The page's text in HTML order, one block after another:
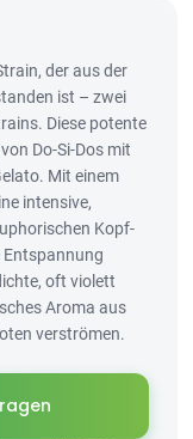
der aus der
ist – zwei
Diese potente
Do-Si-Dos mit
Mit einem
intensive,
Kopf-
Entspannung
oft violett
Aroma aus
verströmen.